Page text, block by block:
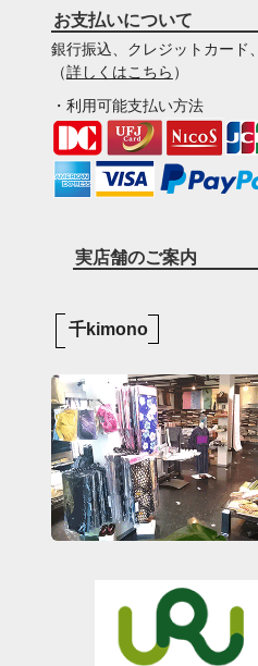
お支払いについて
銀行振込、クレジットカード
（詳しくはこちら ）
・利用可能支払い方法
実店舗のご案内
千kimono